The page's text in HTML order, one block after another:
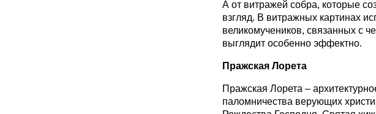
А от витражей собра, которые
взгляд. В витражных картинах
великомучеников, связанных с
выглядит особенно эффектно.
Пражская Лорета
Пражская Лорета –
паломничества верующих